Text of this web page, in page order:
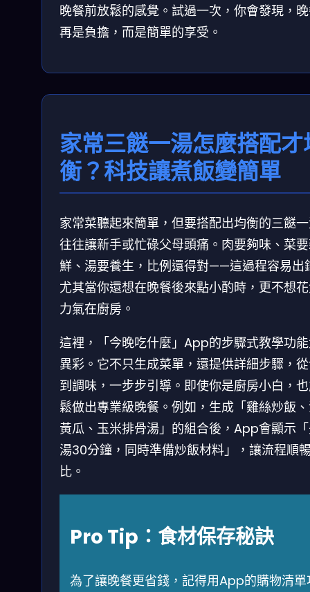
晚餐前放鬆的感覺。試過一次，你會發現，
再是負擔，而是簡單的享受。
家常三餸一湯怎麼搭配才
衡？科技讓煮飯變簡單
家常菜聽起來簡單，但要搭配出均衡的三餸
往往讓新手或忙碌父母頭痛。肉要夠味、菜
鮮、湯要養生，比例還得對——這過程容易出
尤其當你還想在晚餐後來點小酌時，更不想
力氣在廚房。
這裡，「今晚吃什麼」App的步驟式教學功
異彩。它不只生成菜單，還提供詳細步驟，
到調味，一步步引導。即使你是廚房小白，
鬆做出專業級晚餐。例如，生成「雞絲炒飯
黃瓜、玉米排骨湯」的組合後，App會顯示
湯30分鐘，同時準備炒飯材料」，讓流程順
比。
Pro Tip：食材保存秘訣
為了讓晚餐更省錢，記得用App的購物清單